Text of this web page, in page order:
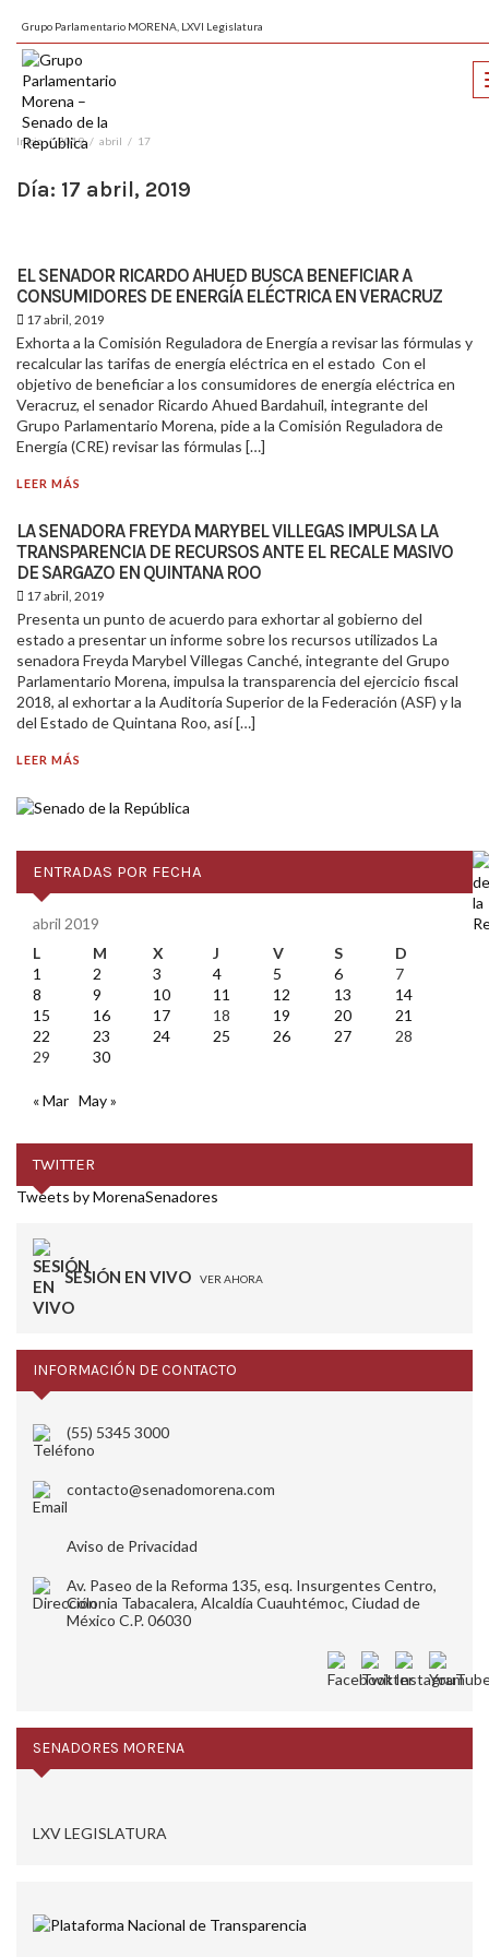
Grupo Parlamentario MORENA, LXVI Legislatura
Inicio 2019 abril 17
Día: 17 abril, 2019
EL SENADOR RICARDO AHUED BUSCA BENEFICIAR A
CONSUMIDORES DE ENERGÍA ELÉCTRICA EN VERACRUZ
17 abril, 2019
Exhorta a la Comisión Reguladora de Energía a revisar las fórmulas y
recalcular las tarifas de energía eléctrica en el estado Con el
objetivo de beneficiar a los consumidores de energía eléctrica en
Veracruz, el senador Ricardo Ahued Bardahuil, integrante del
Grupo Parlamentario Morena, pide a la Comisión Reguladora de
Energía (CRE) revisar las fórmulas […]
LEER MÁS
LA SENADORA FREYDA MARYBEL VILLEGAS IMPULSA LA
TRANSPARENCIA DE RECURSOS ANTE EL RECALE MASIVO
DE SARGAZO EN QUINTANA ROO
17 abril, 2019
Presenta un punto de acuerdo para exhortar al gobierno del
estado a presentar un informe sobre los recursos utilizados La
senadora Freyda Marybel Villegas Canché, integrante del Grupo
Parlamentario Morena, impulsa la transparencia del ejercicio fiscal
2018, al exhortar a la Auditoría Superior de la Federación (ASF) y la
del Estado de Quintana Roo, así […]
LEER MÁS
ENTRADAS POR FECHA
abril 2019
L
M X J V S
D
1
2 3 4 5 6
7
8
9 10 11 12 13
14
15
16 17 18 19 20
21
22
23 24 25 26 27
28
29
30
« Mar May »
TWITTER
Tweets by MorenaSenadores
SESIÓN EN VIVO VER AHORA
INFORMACIÓN DE CONTACTO
(55) 5345 3000
contacto@senadomorena.com
Aviso de Privacidad
Av. Paseo de la Reforma 135, esq. Insurgentes Centro,
Colonia Tabacalera, Alcaldía Cuauhtémoc, Ciudad de
México C.P. 06030
SENADORES MORENA
LXV LEGISLATURA